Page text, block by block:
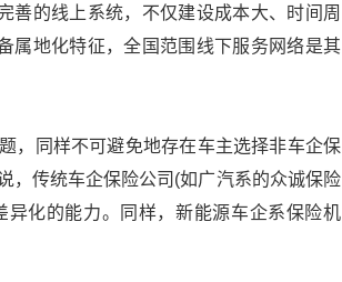
善的线上系统，不仅建设成本大、时间周
属地化特征，全国范围线下服务网络是其
，同样不可避免地存在车主选择非车企保
，传统车企保险公司(如广汽系的众诚保险
化的能力。同样，新能源车企系保险机